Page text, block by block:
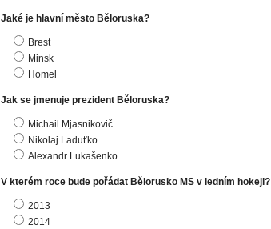
Jaké je hlavní město Běloruska?
Brest
Minsk
Homel
Jak se jmenuje prezident Běloruska?
Michail Mjasnikovič
Nikolaj Laduťko
Alexandr Lukašenko
V kterém roce bude pořádat Bělorusko MS v ledním hokeji?
2013
2014